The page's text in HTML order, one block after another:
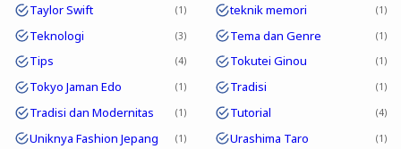
Taylor Swift 1 teknik memori 1
Teknologi 3 Tema dan Genre 1
Tips 4 Tokutei Ginou 1
Tokyo Jaman Edo 1 Tradisi 1
Tradisi dan Modernitas 1 Tutorial 4
Uniknya Fashion Jepang 1 Urashima Taro 1